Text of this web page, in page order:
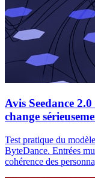
Avis Seedance
change
Test pratique du
ByteDance. Entrées
cohérence des